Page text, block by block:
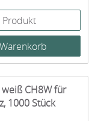
Produkt
CH8W für
1000 Stück